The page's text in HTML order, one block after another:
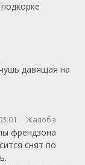
давящая на
Жалоба
френдзона
снят по